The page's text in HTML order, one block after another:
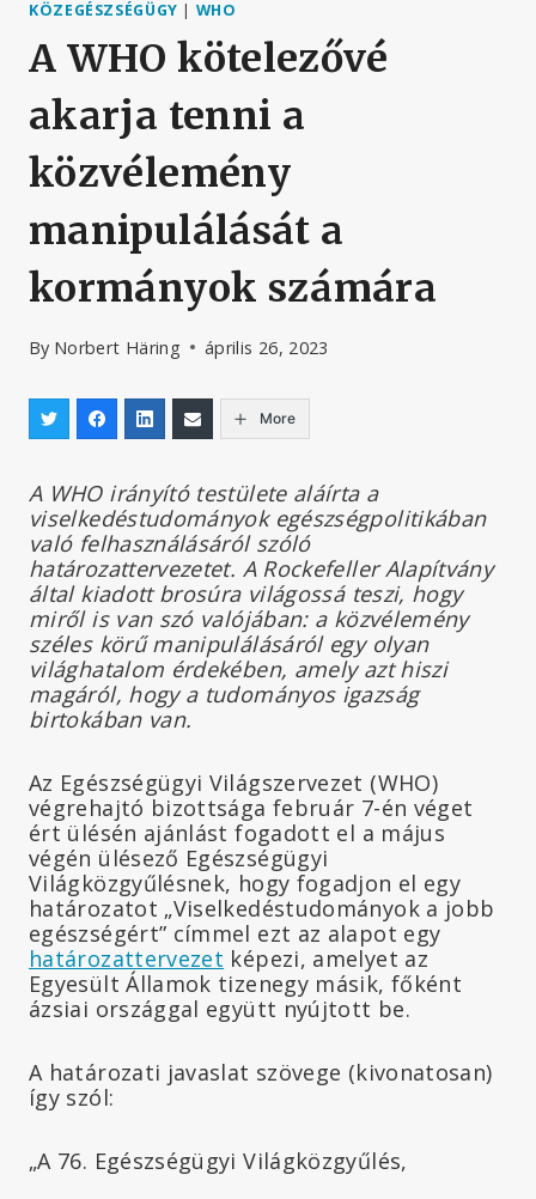
KÖZEGÉSZSÉGÜGY | WHO
A WHO kötelezővé
akarja tenni a
közvélemény
manipulálását a
kormányok számára
By Norbert Häring április 26, 2023
More
A WHO irányító testülete aláírta a
viselkedéstudományok egészségpolitikában
való felhasználásáról szóló
határozattervezetet. A Rockefeller Alapítvány
által kiadott brosúra világossá teszi, hogy
miről is van szó valójában: a közvélemény
széles körű manipulálásáról egy olyan
világhatalom érdekében, amely azt hiszi
magáról, hogy a tudományos igazság
birtokában van.
Az Egészségügyi Világszervezet (WHO)
végrehajtó bizottsága február 7-én véget
ért ülésén ajánlást fogadott el a május
végén ülésező Egészségügyi
Világközgyűlésnek, hogy fogadjon el egy
határozatot „Viselkedéstudományok a jobb
egészségért” címmel ezt az alapot egy
határozattervezet képezi, amelyet az
Egyesült Államok tizenegy másik, főként
ázsiai országgal együtt nyújtott be.
A határozati javaslat szövege (kivonatosan)
így szól:
„A 76. Egészségügyi Világközgyűlés,